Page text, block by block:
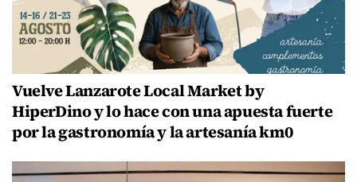
Vuelve Lanzarote Local Market by
HiperDino y lo hace con una apuesta fuerte
por la gastronomía y la artesanía km0